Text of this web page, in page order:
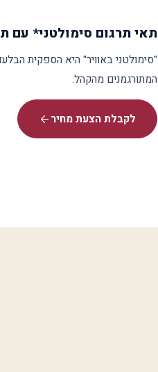
תאי תרגום סימולטני* עם
"סימולטני באוויר" היא הספקית
המתורגמנים מהקהל.
לקבלת הצעת מחיר